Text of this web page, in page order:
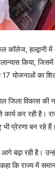
कॉलेज,
किया,
योजनाओं का
जिला विकास
कर रही है।
भी प्रेरणा बन रहे हैं।
बढ़ा रही है।
कि राज्य में